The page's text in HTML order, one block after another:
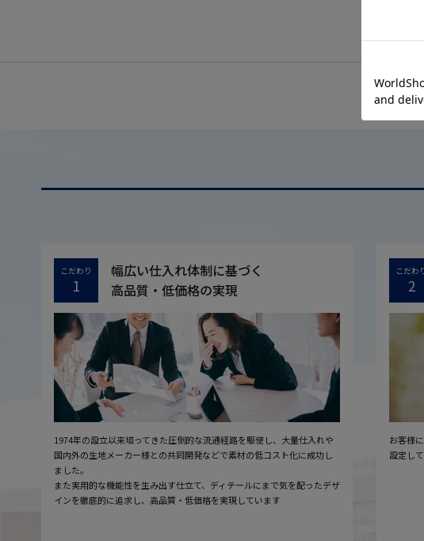
こだわり
1
幅広い仕入れ体制に基づく
高品質・低価格の実現
1974年の設立以来培ってきた圧倒的な流通経路を駆使し、大量仕入れや
国内外の生地メーカー様との共同開発などで素材の低コスト化に成功し
ました。
また実用的な機能性を生み出す仕立て、ディテールにまで気を配ったデザ
インを徹底的に追求し、高品質・低価格を実現しています
こだわ
2
お客様
設定して